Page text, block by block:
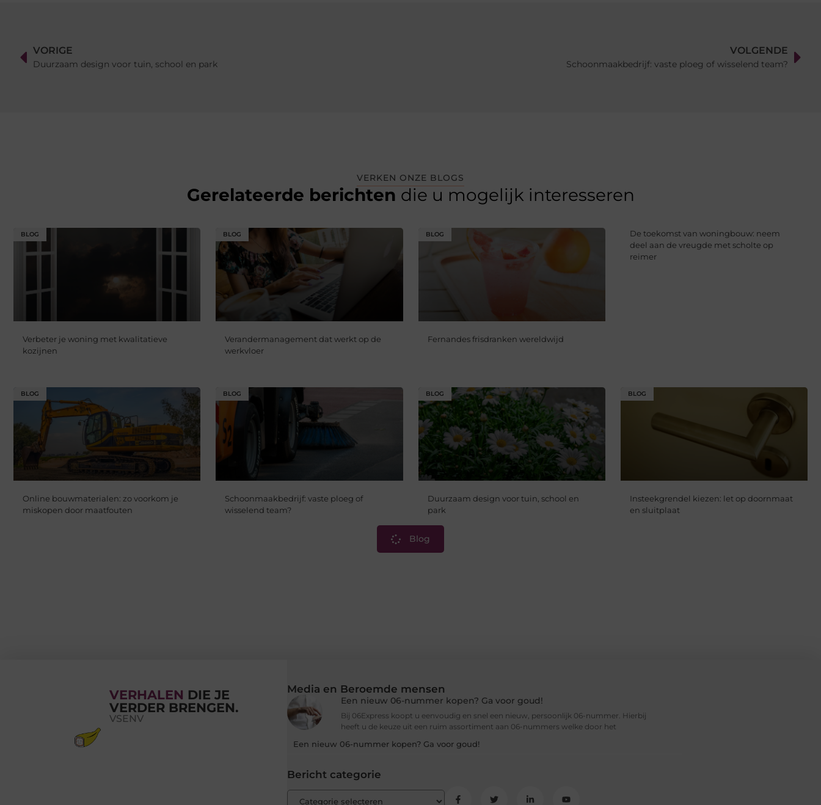
VORIGE
Duurzaam design voor tuin, school en park
VOLGENDE
Schoonmaakbedrijf: vaste ploeg of wisselend team?
VERKEN ONZE BLOGS
Gerelateerde berichten die u mogelijk interesseren
BLOG
Verbeter je woning met kwalitatieve
kozijnen
BLOG
Verandermanagement dat werkt op de
werkvloer
BLOG
Fernandes frisdranken wereldwijd
De toekomst van woningbouw: neem
deel aan de vreugde met scholte op
reimer
BLOG
Online bouwmaterialen: zo voorkom je
miskopen door maatfouten
BLOG
Schoonmaakbedrijf: vaste ploeg of
wisselend team?
BLOG
Duurzaam design voor tuin, school en
park
BLOG
Insteekgrendel kiezen: let op doornmaat
en sluitplaat
Blog
VERHALEN DIE JE
VERDER BRENGEN.
VSENV
Media en Beroemde mensen
Een nieuw 06-nummer kopen? Ga voor goud!
Bij 06Express koopt u eenvoudig en snel een nieuw, persoonlijk 06-nummer. Hierbij
heeft u de keuze uit een ruim assortiment aan 06-nummers welke door het
Een nieuw 06-nummer kopen? Ga voor goud!
Bericht categorie